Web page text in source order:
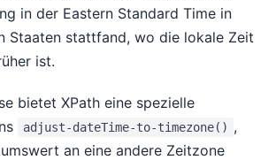
in der Eastern Standard Time in
Staaten stattfand, wo die lokale Zeit
ist.
bietet XPath eine spezielle
adjust-dateTime-to-timezone() ,
an eine andere Zeitzone